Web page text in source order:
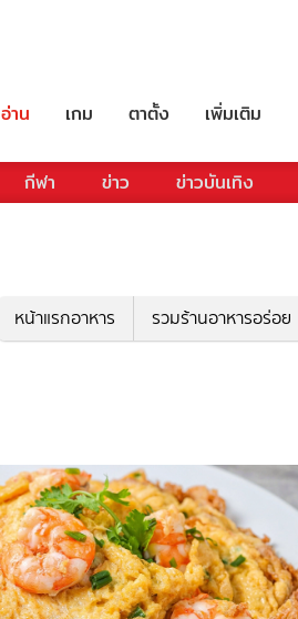
อ่าน เกม ตาตั้ง เพิ่มเติม
กีฬา ข่าว ข่าวบันเทิง
หน้าแรกอาหาร รวมร้านอาหารอร่อย